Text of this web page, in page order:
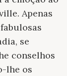
Apenas
se
conselhos
lhe os